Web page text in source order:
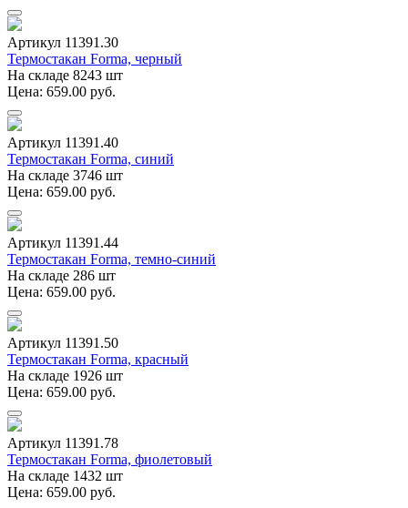
Артикул 11391.30
Термостакан Forma, черный
На складе 8243 шт
Цена: 659.00 руб.
Артикул 11391.40
Термостакан Forma, синий
На складе 3746 шт
Цена: 659.00 руб.
Артикул 11391.44
Термостакан Forma, темно-синий
На складе 286 шт
Цена: 659.00 руб.
Артикул 11391.50
Термостакан Forma, красный
На складе 1926 шт
Цена: 659.00 руб.
Артикул 11391.78
Термостакан Forma, фиолетовый
На складе 1432 шт
Цена: 659.00 руб.